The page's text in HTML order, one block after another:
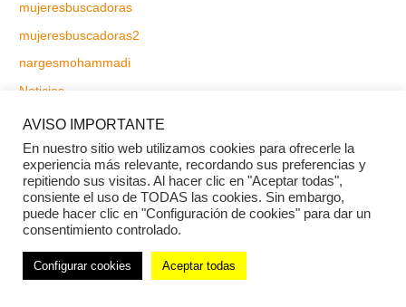
mujeresbuscadoras
mujeresbuscadoras2
nargesmohammadi
Noticias
noticiase
OPED
paraguay
paraguayleygarrote
pegasus
perseguidas
Peticiones
AVISO IMPORTANTE
En nuestro sitio web utilizamos cookies para ofrecerle la
experiencia más relevante, recordando sus preferencias y
repitiendo sus visitas. Al hacer clic en "Aceptar todas",
consiente el uso de TODAS las cookies. Sin embargo,
puede hacer clic en "Configuración de cookies" para dar un
consentimiento controlado.
Configurar cookies Aceptar todas